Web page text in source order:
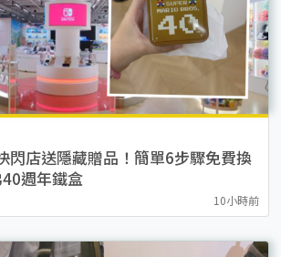
店送隱藏贈品！簡單6步驟免費換
週年鐵盒
10小時前